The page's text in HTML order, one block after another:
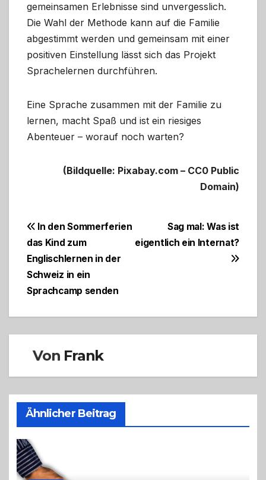
gemeinsamen Erlebnisse sind unvergesslich.
Die Wahl der Methode kann auf die Familie
abgestimmt werden und gemeinsam mit einer
positiven Einstellung lässt sich das Projekt
Sprachelernen durchführen.
Eine Sprache zusammen mit der Familie zu
lernen, macht Spaß und ist ein riesiges
Abenteuer – worauf noch warten?
(Bildquelle: Pixabay.com – CC0 Public
Domain)
BeitragsnavigationSag mal: Was ist
eigentlich ein Internat?
In den Sommerferien
das Kind zum
Englischlernen in der
Schweiz in ein
Sprachcamp senden
Von Frank
Ähnlicher Beitrag